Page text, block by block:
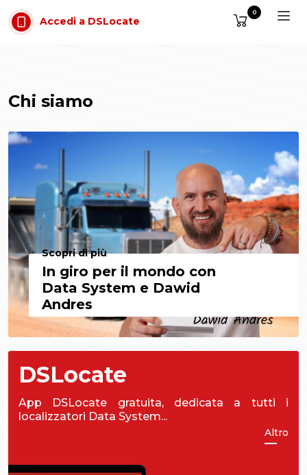
Vai al contenuto
Accedi a DSLocate
0
Chi siamo
Scopri di più
In giro per il mondo con
Data System e Dawid
Andres
DSLocate
App DSLocate gratuita, dedicata a tutti i
localizzatori Data System...
Altro